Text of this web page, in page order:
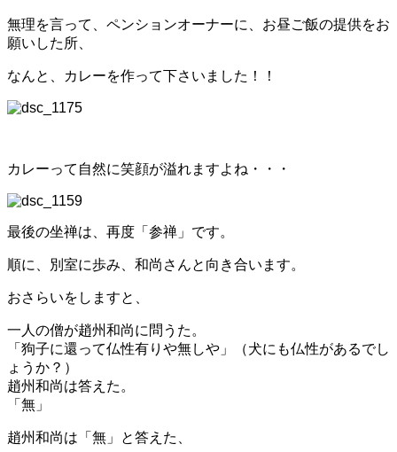
無理を言って、ペンションオーナーに、お昼ご飯の提供をお
願いした所、
なんと、カレーを作って下さいました！！
カレーって自然に笑顔が溢れますよね・・・
最後の坐禅は、再度「参禅」です。
順に、別室に歩み、和尚さんと向き合います。
おさらいをしますと、
一人の僧が趙州和尚に問うた。
「狗子に還って仏性有りや無しや」（犬にも仏性があるでし
ょうか？）
趙州和尚は答えた。
「無」
趙州和尚は「無」と答えた、